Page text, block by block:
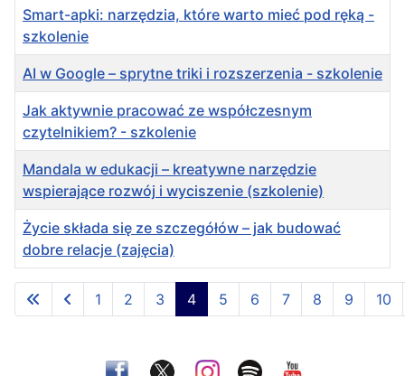
Spis artykułów
Smart-apki: narzędzia, które warto mieć pod ręką -
szkolenie
AI w Google – sprytne triki i rozszerzenia - szkolenie
Jak aktywnie pracować ze współczesnym
czytelnikiem? - szkolenie
Mandala w edukacji – kreatywne narzędzie
wspierające rozwój i wyciszenie (szkolenie)
Życie składa się ze szczegółów – jak budować
dobre relacje (zajęcia)
Strona 4 z 17
1 2 3 4 5 6 7 8 9 10